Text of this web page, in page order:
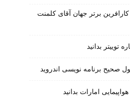
برتر جهان آقای کلمنت
توییتر بدانید
صحیح برنامه نویسی اندروید
هواپیمایی امارات بدانید